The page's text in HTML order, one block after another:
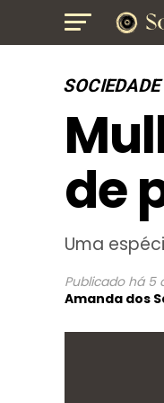
SOCIEDADE
de
Uma
Publicado há 5
Amanda dos